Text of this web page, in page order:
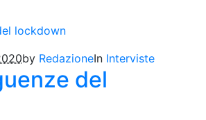
by RedazioneIn Interviste
del